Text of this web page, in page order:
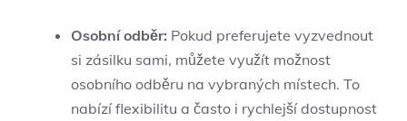
Osobní odběr: Pokud preferujete vyzvednout
si zásilku sami, můžete využít možnost
osobního odběru na vybraných místech. To
nabízí flexibilitu a často i rychlejší dostupnost